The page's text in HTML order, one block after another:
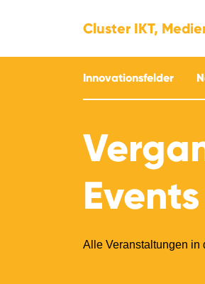
Cluster IKT,
Innovationsfelder
Events
Alle Veranstaltungen in